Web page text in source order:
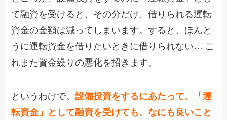
て融資を受けると、その分だけ、借りられる運転
資金の金額は減ってしまいます。すると、ほんと
うに運転資金を借りたいときに借りられない… こ
れまた資金繰りの悪化を招きます。
というわけで。設備投資をするにあたって、「運
転資金」として融資を受けても、なにも良いこと